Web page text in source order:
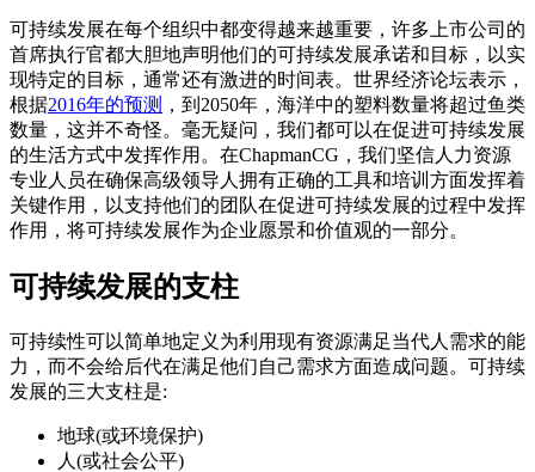
可持续发展在每个组织中都变得越来越重要，许多上市公司的
首席执行官都大胆地声明他们的可持续发展承诺和目标，以实
现特定的目标，通常还有激进的时间表。世界经济论坛表示，
根据2016年的预测 ，到2050年，海洋中的塑料数量将超过鱼类
数量，这并不奇怪。毫无疑问，我们都可以在促进可持续发展
的生活方式中发挥作用。在ChapmanCG，我们坚信人力资源
专业人员在确保高级领导人拥有正确的工具和培训方面发挥着
关键作用，以支持他们的团队在促进可持续发展的过程中发挥
作用，将可持续发展作为企业愿景和价值观的一部分。
可持续发展的支柱
可持续性可以简单地定义为利用现有资源满足当代人需求的能
力，而不会给后代在满足他们自己需求方面造成问题。可持续
发展的三大支柱是:
地球(或环境保护)
人(或社会公平)